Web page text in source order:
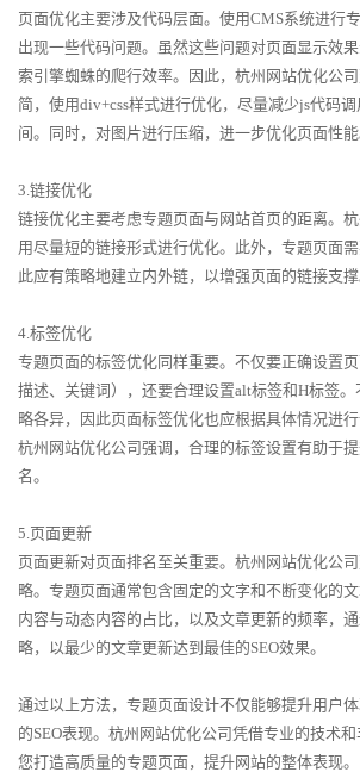
页面优化主要涉及代码层面。使用CMS系统进行
出现一些代码问题。虽然这些问题对页面显示效
索引擎蜘蛛的爬行效率。因此，杭州网站优化公
简，使用div+css样式进行优化，尽量减少js代码
间。同时，对图片进行压缩，进一步优化页面性能
3.链接优化
链接优化主要考虑专题页面与网站首页的距离。
用尽量短的链接形式进行优化。此外，专题页面
此应有策略地建立内外链，以增强页面的链接支撑
4.标签优化
专题页面的标签优化同样重要。不仅要正确设置页
描述、关键词），还要合理设置alt标签和H标签
略各异，因此页面标签优化也应根据具体情况进行
杭州网站优化公司强调，合理的标签设置有助于
名。
5.页面更新
页面更新对页面排名至关重要。杭州网站优化公
略。专题页面通常包含固定的文字和不断变化的
内容与动态内容的占比，以及文章更新的频率，
略，以最少的文章更新达到最佳的SEO效果。
通过以上方法，专题页面设计不仅能够提升用户
的SEO表现。杭州网站优化公司凭借专业的技术
您打造高质量的专题页面，提升网站的整体表现。